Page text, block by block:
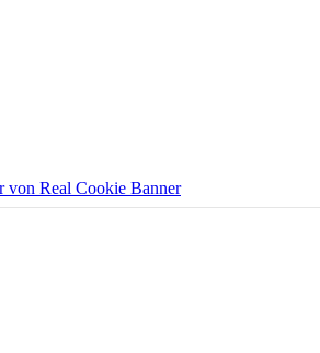
von Real Cookie Banner